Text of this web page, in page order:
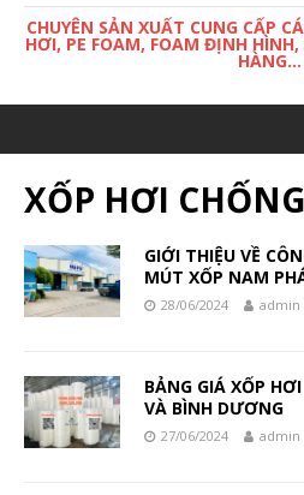
CHUYÊN SẢN XUẤT CUNG CẤP
HƠI, PE FOAM, FOAM ĐỊNH HÌNH,
HÀNG...
XỐP HƠI
GIỚI THIỆU VỀ
MÚT XỐP NAM
28/06/2024 admin
BẢNG GIÁ XỐP
VÀ BÌNH DƯƠNG
27/06/2024 admin